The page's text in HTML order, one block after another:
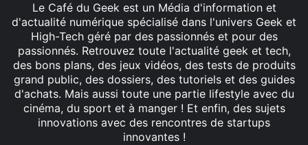
Le Café du Geek est un Média d'information et
d'actualité numérique spécialisé dans l'univers Geek et
High-Tech géré par des passionnés et pour des
passionnés. Retrouvez toute l'actualité geek et tech,
des bons plans, des jeux vidéos, des tests de produits
grand public, des dossiers, des tutoriels et des guides
d'achats. Mais aussi toute une partie lifestyle avec du
cinéma, du sport et à manger ! Et enfin, des sujets
innovations avec des rencontres de startups
innovantes !